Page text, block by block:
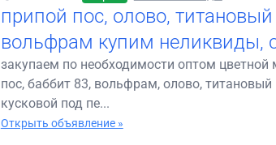
припой пос, олово, титановый
вольфрам купим неликвиды,
закупаем по необходимости оптом цветной
пос, баббит 83, вольфрам, олово,
кусковой под пе...
Открыть объявление »